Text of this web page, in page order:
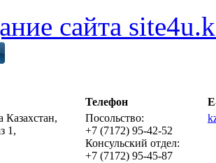
сайта
Казахстан,
1,
Телефон
Посольство:
+7 (7172) 95-42-52
Консульский отдел:
+7 (7172) 95-45-87